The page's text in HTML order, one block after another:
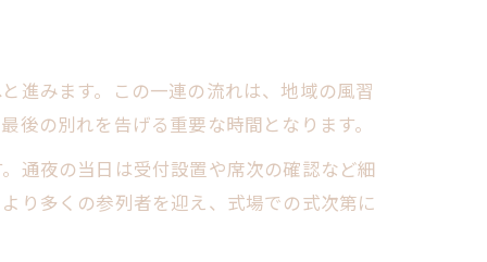
進みます。この一連の流れは、地域の風習
の別れを告げる重要な時間となります。
通夜の当日は受付設置や席次の確認など細
り多くの参列者を迎え、式場での式次第に